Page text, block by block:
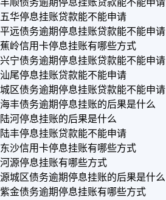
丰顺债务逾期停息挂账贷款能不能申请
五华停息挂账贷款能不能申请
平远债务逾期停息挂账贷款能不能申请
蕉岭信用卡停息挂账有哪些方式
兴宁债务逾期停息挂账贷款能不能申请
汕尾停息挂账贷款能不能申请
城区债务逾期停息挂账贷款能不能申请
海丰债务逾期停息挂账的后果是什么
陆河停息挂账的后果是什么
陆丰停息挂账贷款能不能申请
东沙信用卡停息挂账有哪些方式
河源停息挂账有哪些方式
源城区债务逾期停息挂账的后果是什么
紫金债务逾期停息挂账有哪些方式